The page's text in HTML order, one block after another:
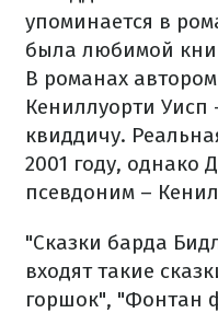
упоминается в
была любимой
В романах
Кениллуорти Уисп
квиддичу.
2001 году, однако
псевдоним –
"Сказки барда
входят такие
горшок", "Фонтан